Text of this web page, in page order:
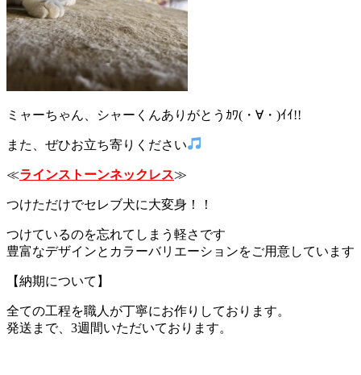
ミャーちゃん、シャーくんありがとうｶﾜ(・∀・)ｲｲ!!
また、ぜひお立ち寄りください
≪ラインストーンネックレス≫
つけただけでセレブ犬に大変身！！
つけているのを忘れてしまう軽さです
豊富なデザインとカラーバリエーションをご用意しています
【納期について】
全ての工程を職人が丁寧にお作りしております。
発送まで、3週間いただいております。